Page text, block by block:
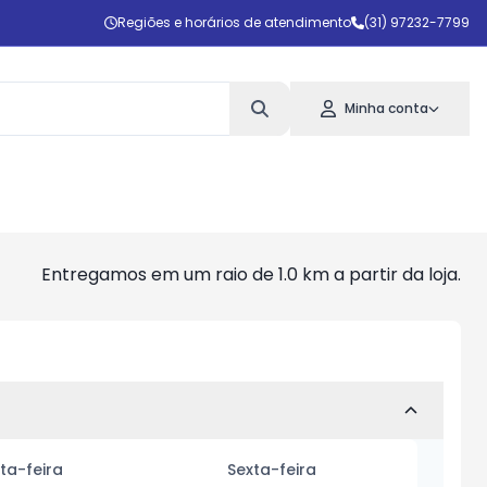
Regiões e horários de atendimento (31) 97232-7799
Minha conta
Entregamos em um raio de 1.0 km a partir da loja.
feira Sexta-feira